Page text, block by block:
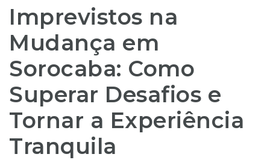
Imprevistos na
Mudança em
Sorocaba: Como
Superar Desafios e
Tornar a Experiência
Tranquila